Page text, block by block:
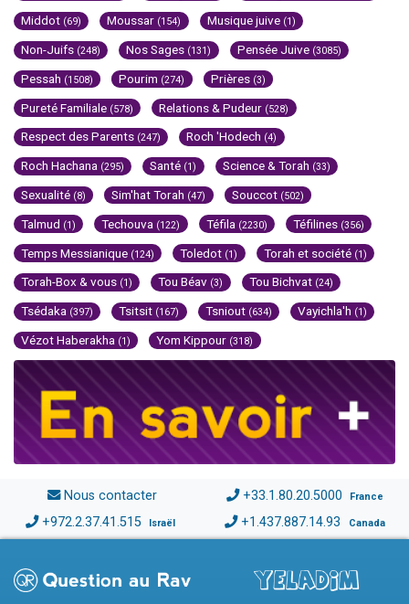
Middot (69) Moussar (154) Musique juive (1)
Non-Juifs (248) Nos Sages (131) Pensée Juive (3085)
Pessah (1508) Pourim (274) Prières (3)
Pureté Familiale (578) Relations & Pudeur (528)
Respect des Parents (247) Roch 'Hodech (4)
Roch Hachana (295) Santé (1) Science & Torah (33)
Sexualité (8) Sim'hat Torah (47) Souccot (502)
Talmud (1) Techouva (122) Téfila (2230) Téfilines (356)
Temps Messianique (124) Toledot (1) Torah et société (1)
Torah-Box & vous (1) Tou Béav (3) Tou Bichvat (24)
Tsédaka (397) Tsitsit (167) Tsniout (634) Vayichla'h (1)
Vézot Haberakha (1) Yom Kippour (318)
Nous contacter +33.1.80.20.5000 France
+972.2.37.41.515 Israël +1.437.887.14.93 Canada